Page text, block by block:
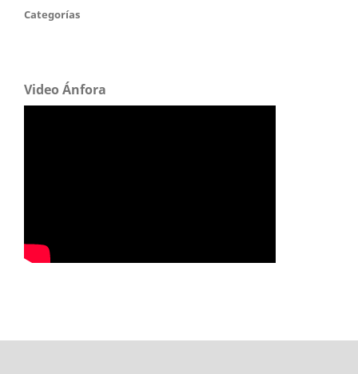
Categorías
Video Ánfora